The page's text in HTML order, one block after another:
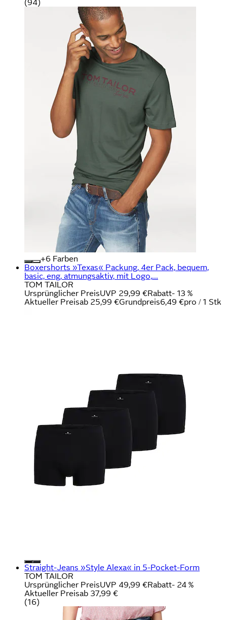
(94)
+
Farben
Boxershorts »Texas« Packung, 4er Pack, bequem,
basic, eng, atmungsaktiv, mit Logo,...
TOM TAILOR
Ursprünglicher PreisUVP 29,99 €Rabatt- 13 %
Aktueller Preisab 25,99 €Grundpreis6,49 €pro / 1 Stk
Straight-Jeans »Style Alexa« in 5-Pocket-Form
TOM TAILOR
Ursprünglicher PreisUVP 49,99 €Rabatt- 24 %
Aktueller Preisab 37,99 €
(16)